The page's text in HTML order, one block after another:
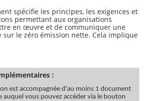
spécifie les principes, les exigences et
permettant aux organisations
en œuvre et de communiquer une
le zéro émission nette. Cela implique
démontrer des progrès vérifiables
à ces objectifs, afin de soutenir
zéro émission nette, en cohérence avec
définit les exigences à satisfaire par
pour pouvoir faire valoir les allégations
:
est accompagnée d'au moins 1 document
auquel vous pouvez accéder via le bouton